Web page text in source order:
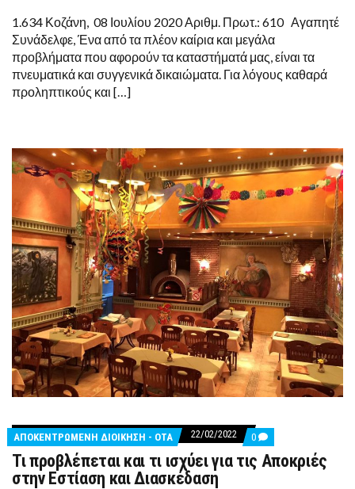
1.634 Κοζάνη, 08 Ιουλίου 2020 Αριθμ. Πρωτ.: 610 Αγαπητέ
Συνάδελφε, Ένα από τα πλέον καίρια και μεγάλα
προβλήματα που αφορούν τα καταστήματά μας, είναι τα
πνευματικά και συγγενικά δικαιώματα. Για λόγους καθαρά
προληπτικούς και […]
ΑΠΟΚΕΝΤΡΩΜΕΝΗ ΔΙΟΙΚΗΣΗ - ΟΤΑ 22/02/2022 0 COMMENTS
ON
ΤΙ
ΠΡΟΒΛΈΠΕΤΑΙ
Τι προβλέπεται και τι ισχύει για τις Αποκριές
στην Εστίαση και Διασκέδαση